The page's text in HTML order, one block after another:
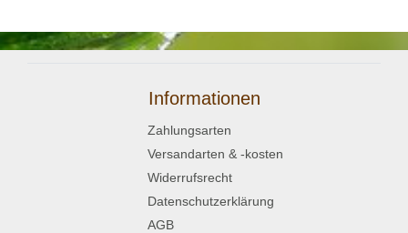
Informationen
Zahlungsarten
Versandarten & -kosten
Widerrufsrecht
Datenschutzerklärung
AGB